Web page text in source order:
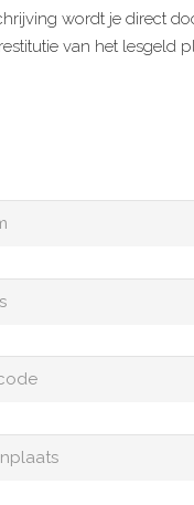
wordt je direct
restitutie van het lesgeld